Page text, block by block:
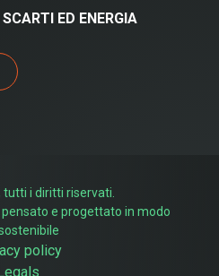
ED ENERGIA
i diritti riservati.
e progettato in modo
policy